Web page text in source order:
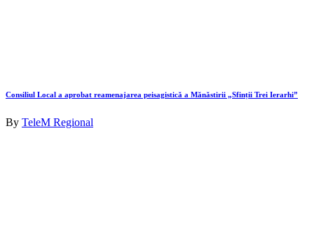
Consiliul Local a aprobat reamenajarea peisagistică a Mănăstirii „Sfinții Trei Ierarhi”
By TeleM Regional